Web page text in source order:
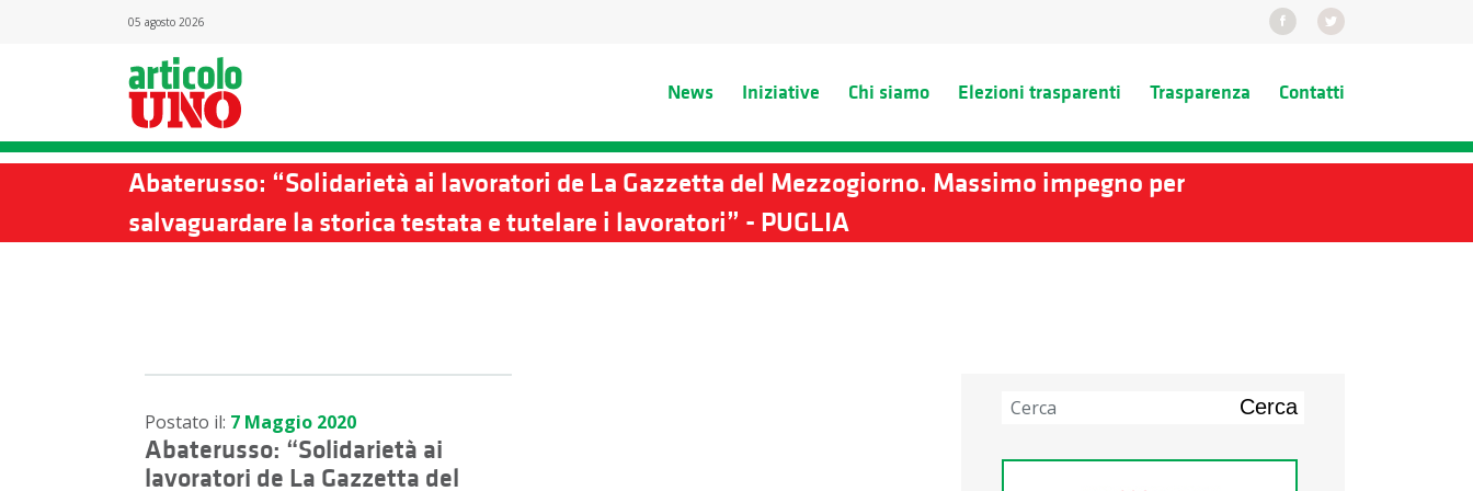
05 agosto 2026
News Iniziative Chi siamo Elezioni trasparenti Trasparenza Contatti
Abaterusso: “Solidarietà ai lavoratori de La Gazzetta del Mezzogiorno. Massimo impegno per
salvaguardare la storica testata e tutelare i lavoratori” - PUGLIA
Postato il: 7 Maggio 2020
Abaterusso: “Solidarietà ai
lavoratori de La Gazzetta del
Cerca